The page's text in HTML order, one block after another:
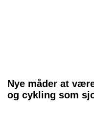
Nye måder at
og cykling som